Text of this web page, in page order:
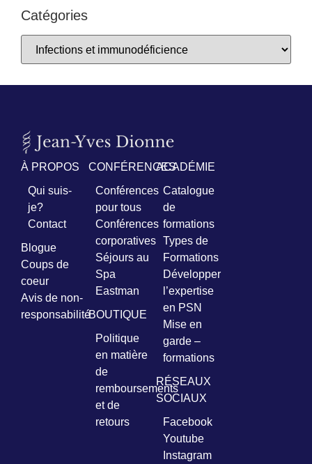
Catégories
À PROPOS
Qui suis-
je?
Contact
Blogue
Coups de
coeur
Avis de non-
responsabilité
CONFÉRENCES
Conférences
pour tous
Conférences
corporatives
Séjours au
Spa
Eastman
BOUTIQUE
Politique
en matière
de
remboursements
et de
retours
ACADÉMIE
Catalogue
de
formations
Types de
Formations
Développer
l’expertise
en PSN
Mise en
garde –
formations
RÉSEAUX
SOCIAUX
Facebook
Youtube
Instagram